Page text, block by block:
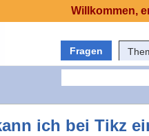
Fragen
ich bei Tikz
Willkommen,